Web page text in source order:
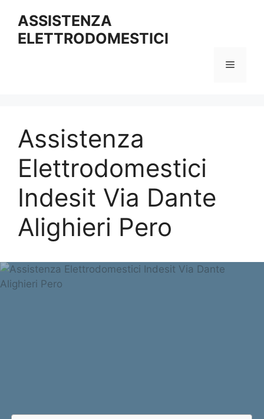
contenuto
ASSISTENZA
ELETTRODOMESTICI
Menu
Assistenza
Elettrodomestici
Indesit Via Dante
Alighieri Pero